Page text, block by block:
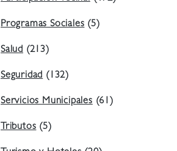
Programas Sociales(5)
Salud (213)
Seguridad(132)
Servicios Municipales(61)
Tributos(5)